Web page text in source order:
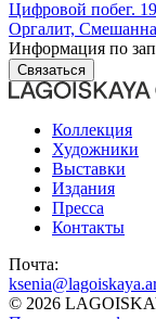
Цифровой побег.
Оргалит,
Информация по
Связаться
Коллекция
Художники
Выставки
Издания
Пресса
Контакты
Почта:
© 2026